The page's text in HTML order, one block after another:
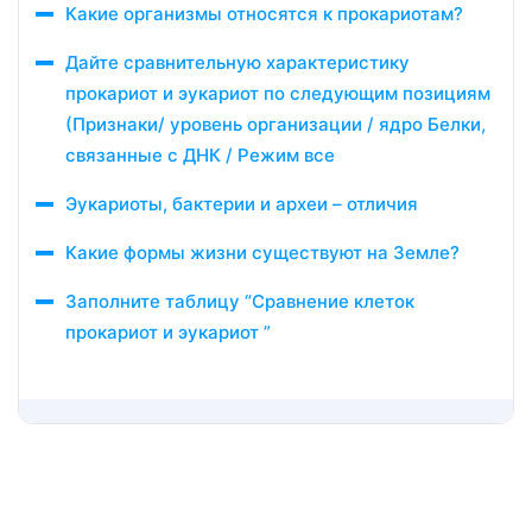
Какие организмы относятся к прокариотам?
Дайте сравнительную характеристику
прокариот и эукариот по следующим позициям
(Признаки/ уровень организации / ядро Белки,
связанные с ДНК / Режим все
Эукариоты, бактерии и археи – отличия
Какие формы жизни существуют на Земле?
Заполните таблицу “Сравнение клеток
прокариот и эукариот ”